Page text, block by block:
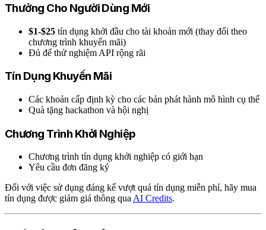
Thưởng Cho Người Dùng Mới
$1-$25 tín dụng khởi đầu cho tài khoản mới (thay đổi theo
chương trình khuyến mãi)
Đủ để thử nghiệm API rộng rãi
Tín Dụng Khuyến Mãi
Các khoản cấp định kỳ cho các bản phát hành mô hình cụ thể
Quà tặng hackathon và hội nghị
Chương Trình Khởi Nghiệp
Chương trình tín dụng khởi nghiệp có giới hạn
Yêu cầu đơn đăng ký
Đối với việc sử dụng đáng kể vượt quá tín dụng miễn phí, hãy mua
tín dụng được giảm giá thông quaAI Credits.